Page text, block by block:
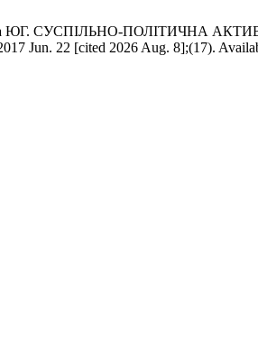
ЮГ. СУСПІЛЬНО-ПОЛІТИЧНА
Jun. 22 [cited 2026 Aug. 8];(17).